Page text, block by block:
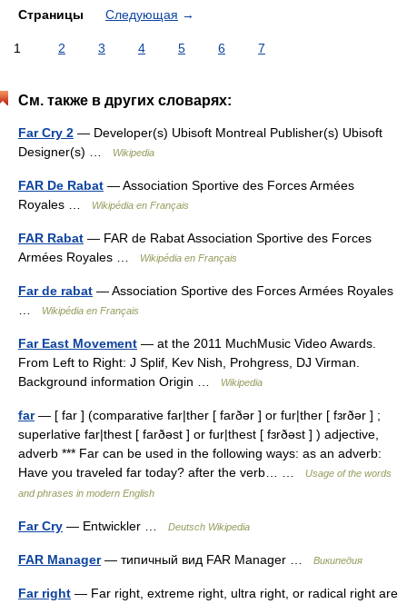
Страницы Следующая →
1 2 3 4 5 6 7
См. также в других словарях:
Far Cry 2 — Developer(s) Ubisoft Montreal Publisher(s) Ubisoft
Designer(s) …
Wikipedia
FAR De Rabat — Association Sportive des Forces Armées
Royales …
Wikipédia en Français
FAR Rabat — FAR de Rabat Association Sportive des Forces
Armées Royales …
Wikipédia en Français
Far de rabat — Association Sportive des Forces Armées Royales
Wikipédia en Français
Far East Movement — at the 2011 MuchMusic Video Awards.
From Left to Right: J Splif, Kev Nish, Prohgress, DJ Virman.
Background information Origin …
Wikipedia
far— [ far ] (comparative far|ther [ farðər ] or fur|ther [ fɜrðər ] ;
superlative far|thest [ farðəst ] or fur|thest [ fɜrðəst ] ) adjective,
adverb *** Far can be used in the following ways: as an adverb:
Have you traveled far today? after the verb… …
Usage of the words
and phrases in modern English
Far Cry — Entwickler … Deutsch Wikipedia
FAR Manager— типичный вид FAR Manager … Википедия
Far right — Far right, extreme right, ultra right, or radical right are